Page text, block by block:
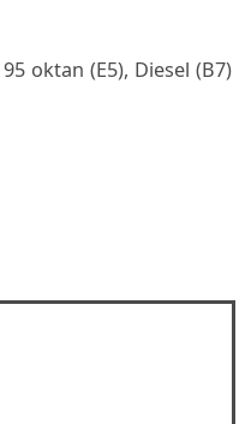
oktan (E5), Diesel (B7)